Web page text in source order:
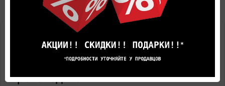
Отзывов (0)
Паркетная доска Quick-Step
IMPERIO IMP3793S Белый дуб
эверест экстра-матовый по цене
производителя